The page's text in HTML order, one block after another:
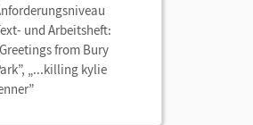
und Arbeitsheft:
from Bury
„...killing kylie